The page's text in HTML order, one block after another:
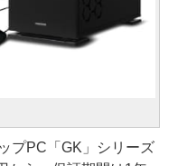
プPC「GK」シリーズ